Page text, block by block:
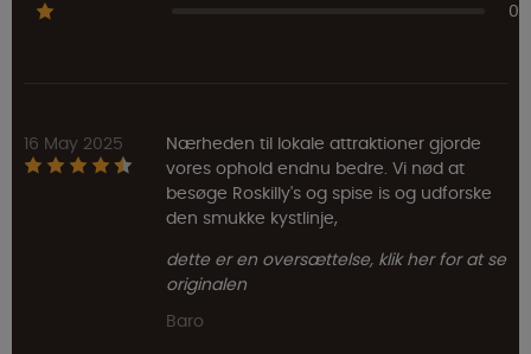
0
16 May 2025
Nærheden til lokale attraktioner gjorde
vores ophold endnu bedre. Vi nød at
besøge Roskilly's og spise is og udforske
den smukke kystlinje,
dette er en oversættelse, klik her for at se
originalen
Baro